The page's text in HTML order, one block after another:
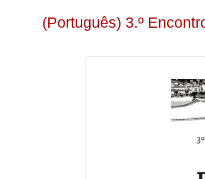
(Português) 3.º